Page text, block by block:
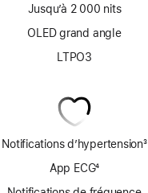
Jusqu’à 2 000 nits
OLED grand angle
LTPO3
Notifications d’hypertension3
App ECG
Note
4